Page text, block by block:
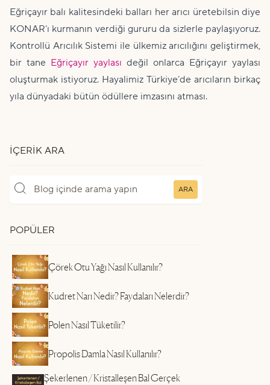
Eğriçayır balı kalitesindeki balları her arıcı üretebilsin diye
KONAR’ı kurmanın verdiği gururu da sizlerle paylaşıyoruz.
Kontrollü Arıcılık Sistemi ile ülkemiz arıcılığını geliştirmek,
bir tane Eğriçayır yaylası değil onlarca Eğriçayır yaylası
oluşturmak istiyoruz. Hayalimiz Türkiye’de arıcıların birkaç
yıla dünyadaki bütün ödüllere imzasını atması.
İÇERIK ARA
ARA
POPÜLER
Çörek Otu Yağı Nasıl Kullanılır?
Kudret Narı Nedir? Faydaları Nelerdir?
Polen Nasıl Tüketilir?
Propolis Damla Nasıl Kullanılır?
Şekerlenen / Kristalleşen Bal Gerçek